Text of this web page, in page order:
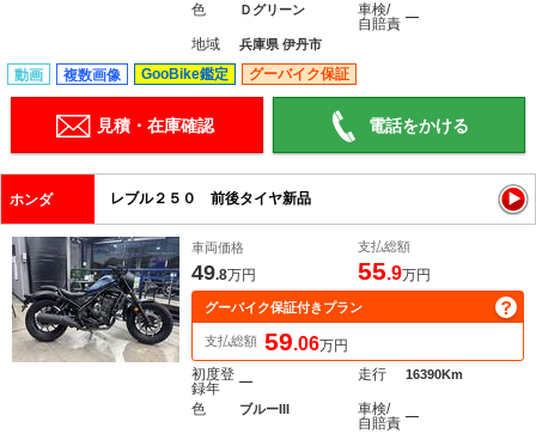
色 Ｄグリーン
車検/
自賠責 ―
地域 兵庫県 伊丹市
動画 複数画像 GooBike鑑定 グーバイク保証
見積・在庫確認 電話をかける
ホンダ レブル２５０ 前後タイヤ新品
車両価格
49.8万円
支払総額
55.9万円
グーバイク保証付きプラン
支払総額 59.06万円
初度登
録年
― 走行 16390Km
色 ブルーIII
車検/
自賠責 ―